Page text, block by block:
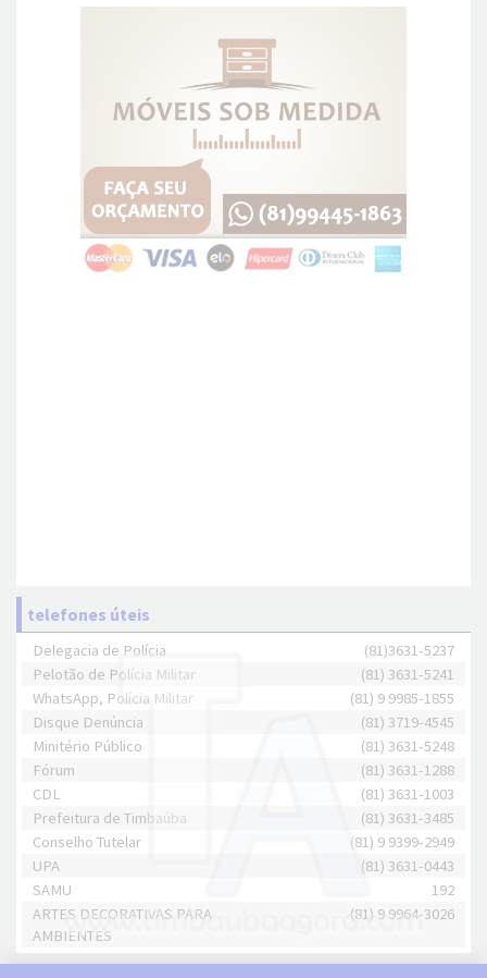
telefones úteis
Delegacia de Polícia
(81)3631-5237
Pelotão de Polícia Militar
(81) 3631-5241
WhatsApp, Polícia Militar
(81) 9 9985-1855
Disque Denúncia
(81) 3719-4545
Minitério Público
(81) 3631-5248
Fórum
(81) 3631-1288
CDL
(81) 3631-1003
Prefeitura de Timbaúba
(81) 3631-3485
Conselho Tutelar
(81) 9 9399-2949
UPA
(81) 3631-0443
SAMU
192
ARTES DECORATIVAS PARA
AMBIENTES
(81) 9 9964-3026